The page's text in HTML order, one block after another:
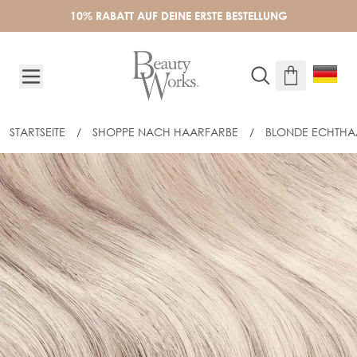
10% RABATT AUF DEINE ERSTE BESTELLUNG
STARTSEITE / SHOPPE NACH HAARFARBE / BLONDE
CLIP-IN HAARTEIL - ICED BLONDE